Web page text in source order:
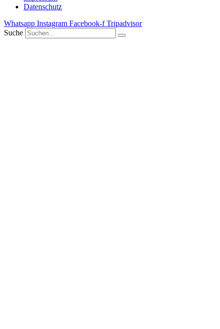
Datenschutz
Whatsapp Instagram Facebook-f Tripadvisor
Suche